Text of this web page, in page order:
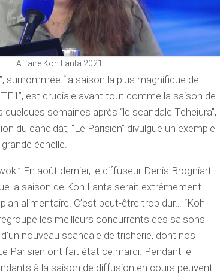
Affaire Koh Lanta 2021
surnommée “la saison la plus magnifique de
est cruciale avant tout comme la saison de
semaines après “le scandale Teheiura”,
du candidat, “Le Parisien” divulgue un exemple
échelle.
En août dernier, le diffuseur Denis Brogniart
la saison de Koh Lanta serait extrêmement
alimentaire. C’est peut-être trop dur… “Koh
les meilleurs concurrents des saisons
nouveau scandale de tricherie, dont nos
Parisien ont fait état ce mardi. Pendant le
à la saison de diffusion en cours peuvent